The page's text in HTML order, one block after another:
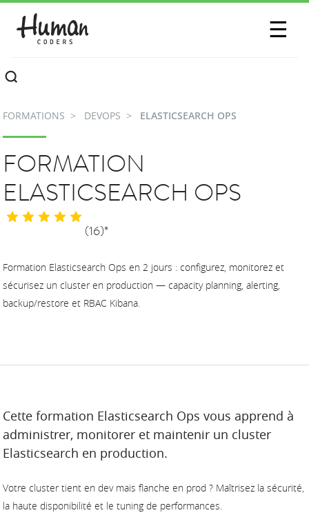
☰
CONTACTEZ-NOUS
FORMATIONS DEVOPS ELASTICSEARCH OPS
FORMATION
ELASTICSEARCH OPS
(16)*
Formation Elasticsearch Ops en 2 jours : configurez, monitorez et
sécurisez un cluster en production — capacity planning, alerting,
backup/restore et RBAC Kibana.
DESCRIPTION
Cette formation Elasticsearch Ops vous apprend à
administrer, monitorer et maintenir un cluster
Elasticsearch en production.
Votre cluster tient en dev mais flanche en prod ? Maîtrisez la sécurité,
la haute disponibilité et le tuning de performances.